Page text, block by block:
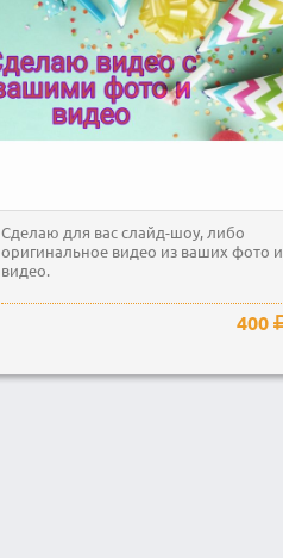
Сделаю для вас слайд-шоу, либо
оригинальное видео из ваших фото и
видео.
400